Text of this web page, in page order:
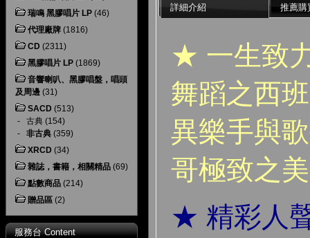
瑞鳴 黑膠唱片 LP (46)
代理廠牌 (1816)
CD (2311)
黑膠唱片 LP (1869)
音響喇叭、黑膠唱盤，唱頭
及周邊 (31)
SACD (513)
- 古典 (154)
- 非古典 (359)
XRCD (34)
雜誌，書籍，相關精品 (69)
點數商品 (214)
贈品區 (2)
服務台 Content
詳細介紹 推薦購
★ 一生致
舞蹈之西
異樂手與
哥極致之
★ 精彩人